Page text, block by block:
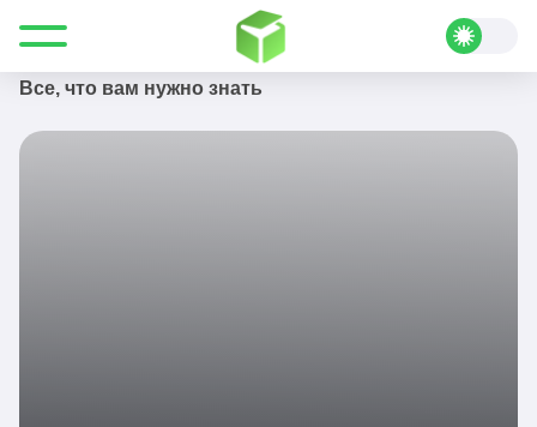
Все для Minecraft
Новости
Примечания к патчу Minecraft 1.20.3 pre-release 2:
Все, что вам нужно знать